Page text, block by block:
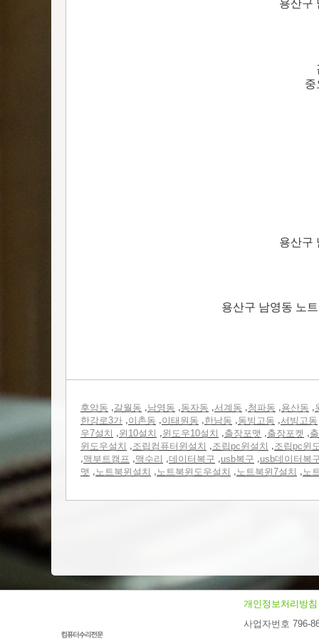
용산구
중
용산구
용산구 남영동 노
후암동 ,갈월동 ,남영동 ,동자동 ,서계동 ,청파동 ,용산동 ,
한강로3가 ,이촌동 ,이태원동 ,한남동 ,동빙고동 ,서빙고동
우7설치 ,윈10설치 ,윈도우10설치 ,출장포맷 ,출장포켓 ,
윈도우설치 ,조립컴퓨터윈설치 ,조립pc윈설치 ,조립pc윈
,맥부트캠프 ,맥수리 ,데이터복구 ,usb복구 ,usb데이터복
맷 ,노트북윈설치 ,노트북윈도우설치 ,노트북윈7설치 ,노
개인정보처리방침
사업자번호 796-